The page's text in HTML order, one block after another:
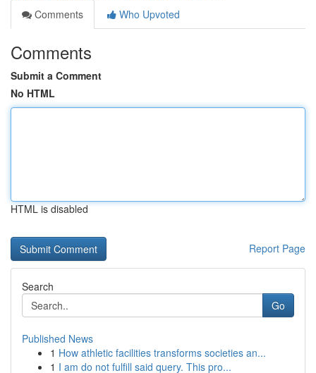
Comments
Who Upvoted
Comments
Submit a Comment
No HTML
HTML is disabled
Report Page
Search
Go
Published News
1 How athletic facilities transforms societies an...
1 I am do not fulfill said query. This pro...